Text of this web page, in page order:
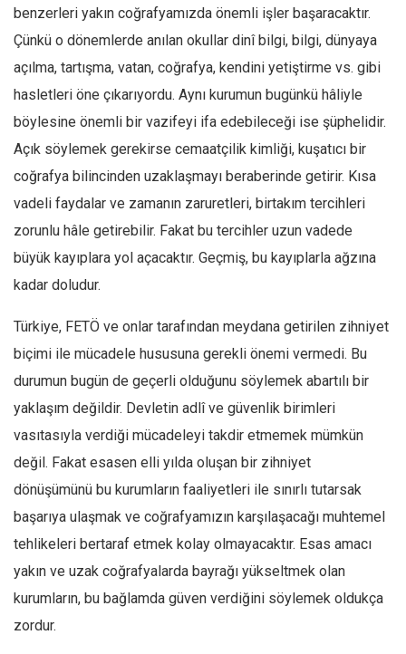
benzerleri yakın coğrafyamızda önemli işler başaracaktır.
Çünkü o dönemlerde anılan okullar dinî bilgi, bilgi, dünyaya
açılma, tartışma, vatan, coğrafya, kendini yetiştirme vs. gibi
hasletleri öne çıkarıyordu. Aynı kurumun bugünkü hâliyle
böylesine önemli bir vazifeyi ifa edebileceği ise şüphelidir.
Açık söylemek gerekirse cemaatçilik kimliği, kuşatıcı bir
coğrafya bilincinden uzaklaşmayı beraberinde getirir. Kısa
vadeli faydalar ve zamanın zaruretleri, birtakım tercihleri
zorunlu hâle getirebilir. Fakat bu tercihler uzun vadede
büyük kayıplara yol açacaktır. Geçmiş, bu kayıplarla ağzına
kadar doludur.
Türkiye, FETÖ ve onlar tarafından meydana getirilen zihniyet
biçimi ile mücadele hususuna gerekli önemi vermedi. Bu
durumun bugün de geçerli olduğunu söylemek abartılı bir
yaklaşım değildir. Devletin adlî ve güvenlik birimleri
vasıtasıyla verdiği mücadeleyi takdir etmemek mümkün
değil. Fakat esasen elli yılda oluşan bir zihniyet
dönüşümünü bu kurumların faaliyetleri ile sınırlı tutarsak
başarıya ulaşmak ve coğrafyamızın karşılaşacağı muhtemel
tehlikeleri bertaraf etmek kolay olmayacaktır. Esas amacı
yakın ve uzak coğrafyalarda bayrağı yükseltmek olan
kurumların, bu bağlamda güven verdiğini söylemek oldukça
zordur.